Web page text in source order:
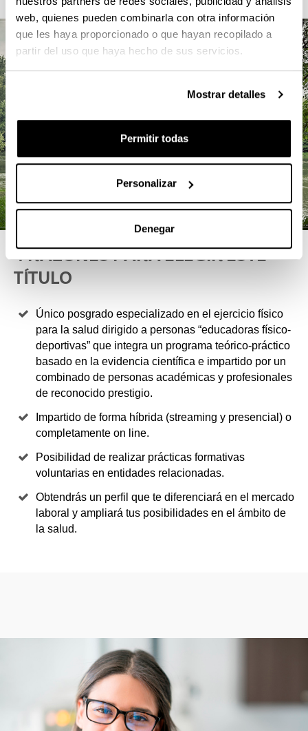
web, quienes pueden combinarla con otra información
que les haya proporcionado o que hayan recopilado a
partir del uso que haya hecho de sus servicios.
Mostrar detalles
Permitir todas
Personalizar
Denegar
4 RAZONES PARA ELEGIR ESTE
TÍTULO
Único posgrado especializado en el ejercicio físico
para la salud dirigido a personas “educadoras físico-
deportivas” que integra un programa teórico-práctico
basado en la evidencia científica e impartido por un
combinado de personas académicas y profesionales
de reconocido prestigio.
Impartido de forma híbrida (streaming y presencial) o
completamente on line.
Posibilidad de realizar prácticas formativas
voluntarias en entidades relacionadas.
Obtendrás un perfil que te diferenciará en el mercado
laboral y ampliará tus posibilidades en el ámbito de
la salud.